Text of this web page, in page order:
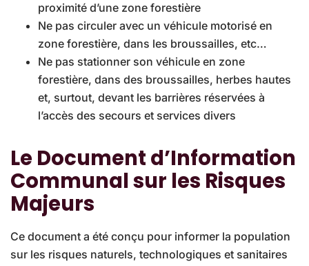
proximité d’une zone forestière
Ne pas circuler avec un véhicule motorisé en
zone forestière, dans les broussailles, etc…
Ne pas stationner son véhicule en zone
forestière, dans des broussailles, herbes hautes
et, surtout, devant les barrières réservées à
l’accès des secours et services divers
Le Document d’Information
Communal sur les Risques
Majeurs
Ce document a été conçu pour informer la population
sur les risques naturels, technologiques et sanitaires